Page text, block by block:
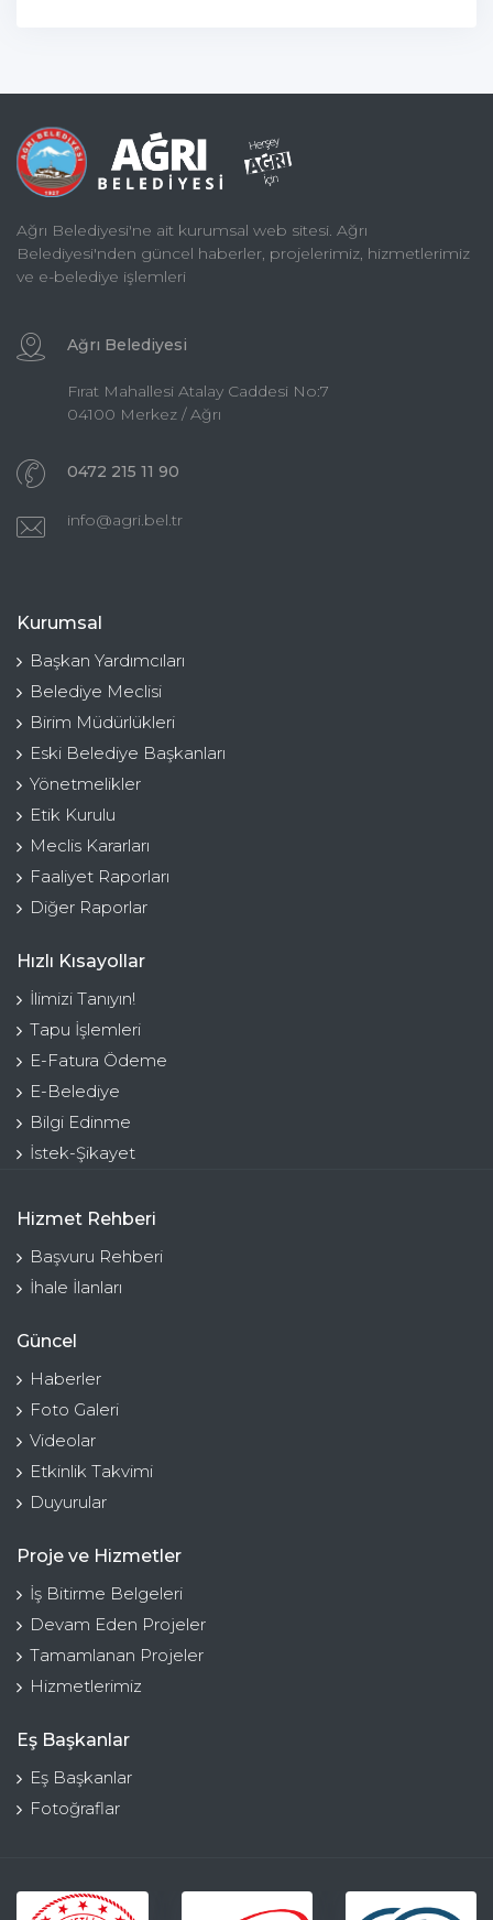
Ağrı Belediyesi'ne ait kurumsal web sitesi. Ağrı
Belediyesi'nden güncel haberler, projelerimiz, hizmetlerimiz
ve e-belediye işlemleri
Ağrı Belediyesi
Fırat Mahallesi Atalay Caddesi No:7
04100 Merkez / Ağrı
0472 215 11 90
info@agri.bel.tr
Kurumsal
Başkan Yardımcıları
Belediye Meclisi
Birim Müdürlükleri
Eski Belediye Başkanları
Yönetmelikler
Etik Kurulu
Meclis Kararları
Faaliyet Raporları
Diğer Raporlar
Hızlı Kısayollar
İlimizi Tanıyın!
Tapu İşlemleri
E-Fatura Ödeme
E-Belediye
Bilgi Edinme
İstek-Şikayet
Hizmet Rehberi
Başvuru Rehberi
İhale İlanları
Güncel
Haberler
Foto Galeri
Videolar
Etkinlik Takvimi
Duyurular
Proje ve Hizmetler
İş Bitirme Belgeleri
Devam Eden Projeler
Tamamlanan Projeler
Hizmetlerimiz
Eş Başkanlar
Eş Başkanlar
Fotoğraflar